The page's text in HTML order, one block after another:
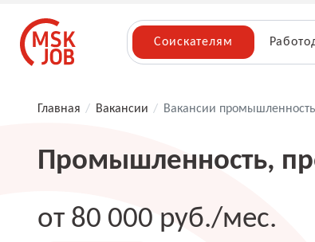
Соискателям
Главная / Вакансии / Вакансии
Промышленность,
от 80 000 руб./мес.